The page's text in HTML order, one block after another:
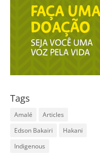
Tags
Amalé
Articles
Edson Bakairi
Hakani
Indigenous